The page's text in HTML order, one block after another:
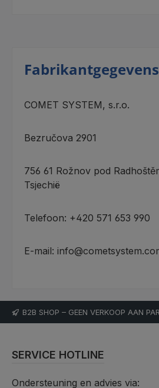
COMET SYSTEM, s.r.o.
Bezručova 2901
756 61 Rožnov pod
Tsjechië
Telefoon: +420 571 653 990
E-mail:
B2B SHOP – GEEN VERKOOP AAN
SERVICE HOTLINE
Ondersteuning en advies via: